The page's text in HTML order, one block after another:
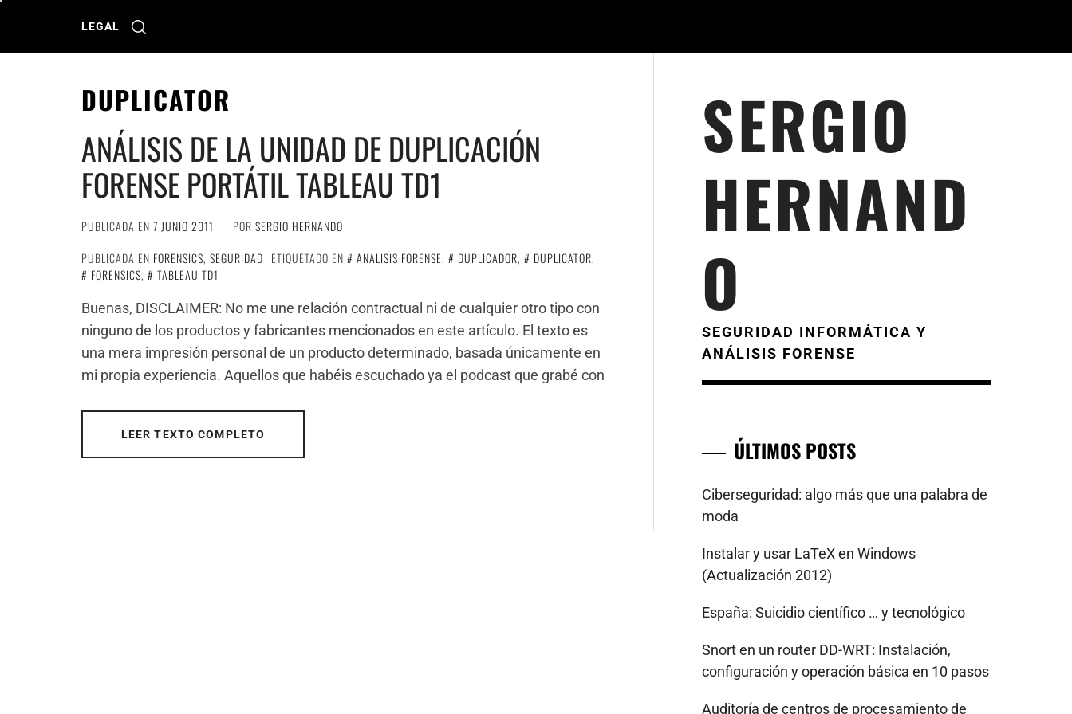
LEGAL
DUPLICATOR
ANÁLISIS DE LA UNIDAD DE DUPLICACIÓN
FORENSE PORTÁTIL TABLEAU TD1
PUBLICADA EN 7 JUNIO 2011 POR SERGIO HERNANDO
PUBLICADA EN FORENSICS, SEGURIDAD ETIQUETADO EN ANALISIS FORENSE, DUPLICADOR, DUPLICATOR,
FORENSICS,
TABLEAU TD1
Buenas, DISCLAIMER: No me une relación contractual ni de cualquier otro tipo con
ninguno de los productos y fabricantes mencionados en este artículo. El texto es
una mera impresión personal de un producto determinado, basada únicamente en
mi propia experiencia. Aquellos que habéis escuchado ya el podcast que grabé con
LEER TEXTO COMPLETO
SERGIO
HERNAND
O
SEGURIDAD INFORMÁTICA Y
ANÁLISIS FORENSE
ÚLTIMOS POSTS
Ciberseguridad: algo más que una palabra de
moda
Instalar y usar LaTeX en Windows
(Actualización 2012)
España: Suicidio científico … y tecnológico
Snort en un router DD-WRT: Instalación,
configuración y operación básica en 10 pasos
Auditoría de centros de procesamiento de